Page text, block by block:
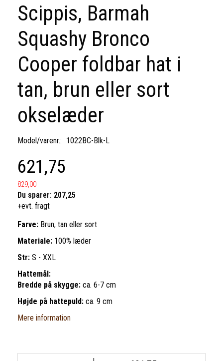
Scippis, Barmah
Squashy Bronco
Cooper foldbar hat i
tan, brun eller sort
okselæder
Model/varenr.: 1022BC-Blk-L
621,75
829,00
Du sparer: 207,25
+evt. fragt
Farve: Brun, tan eller sort
Materiale: 100% læder
Str: S - XXL
Hattemål:
Bredde på skygge: ca. 6-7 cm
Højde på hattepuld: ca. 9 cm
Mere information